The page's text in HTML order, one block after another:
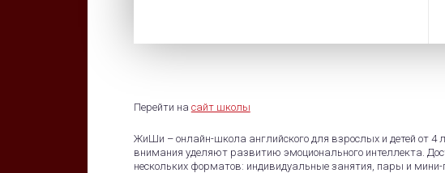
Перейти на сайт школы
ЖиШи – онлайн-школа английского для взрослых и детей от 4
внимания уделяют развитию эмоционального интеллекта.
нескольких форматов: индивидуальные занятия, пары и